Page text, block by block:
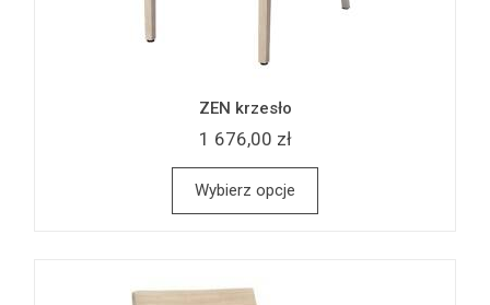
ZEN krzesło
1 676,00 zł
Wybierz opcje